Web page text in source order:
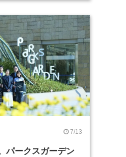
7/13
パークスガーデン